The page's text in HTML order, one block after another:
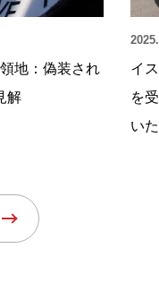
地：偽装され
解
イ
を
い